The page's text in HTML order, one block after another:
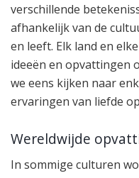
verschillende
afhankelijk van de
en leeft. Elk land en
ideeën en opvattingen
we eens kijken naar
ervaringen van liefde
Wereldwijde
In sommige culturen